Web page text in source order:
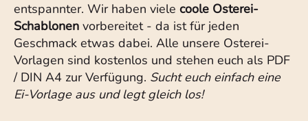
entspannter. Wir haben viele coole Osterei-
Schablonen vorbereitet - da ist für jeden
Geschmack etwas dabei. Alle unsere Osterei-
Vorlagen sind kostenlos und stehen euch als PDF
/ DIN A4 zur Verfügung. Sucht euch einfach eine
Ei-Vorlage aus und legt gleich los!